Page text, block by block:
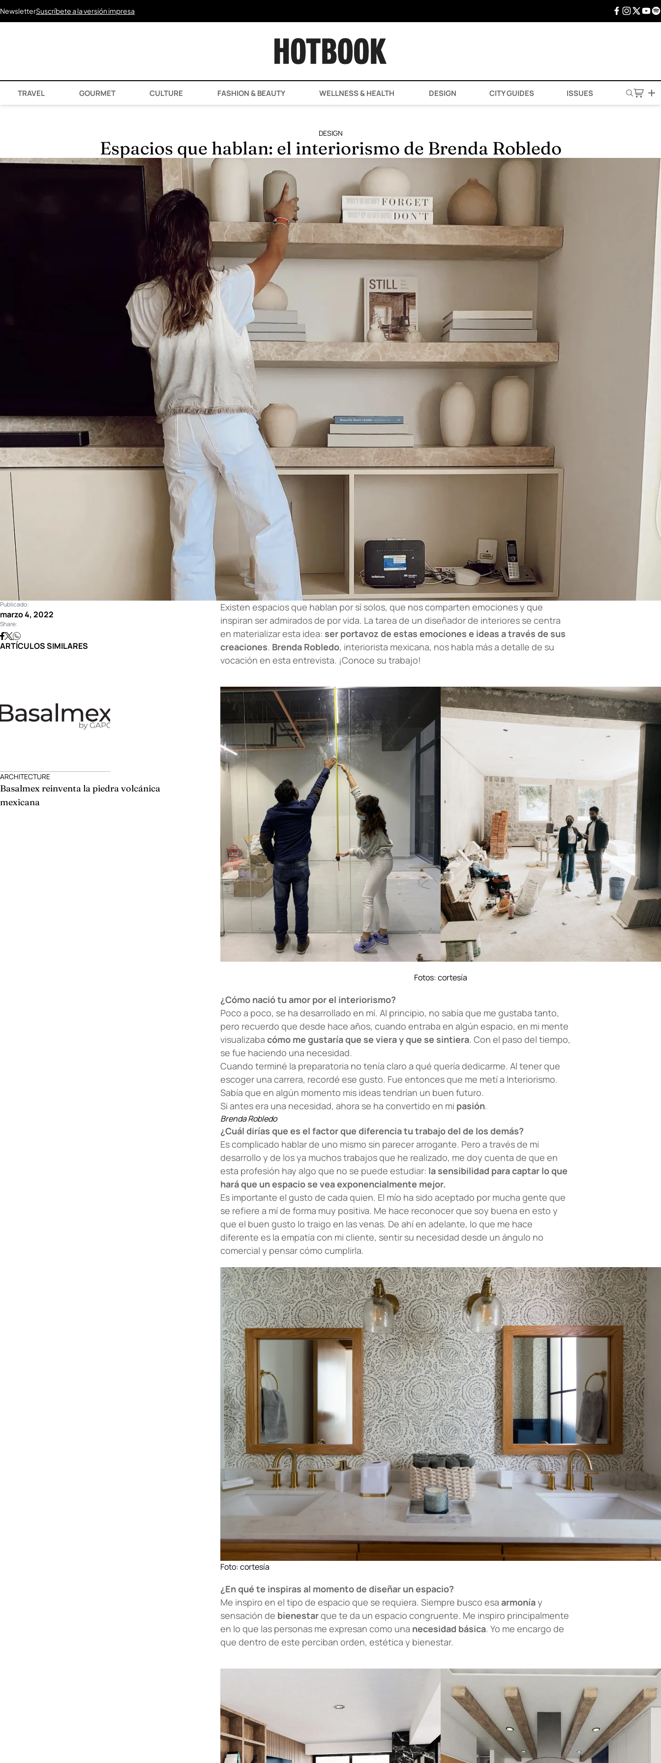
NewsletterSuscríbete a la versión impresa
TRAVEL GOURMET CULTURE FASHION & BEAUTY WELLNESS & HEALTH DESIGN CITY GUIDES ISSUES
DESIGN
Espacios que hablan: el interiorismo de Brenda Robledo
Existen espacios que hablan por sí solos, que nos comparten emociones y que
inspiran ser admirados de por vida. La tarea de un diseñador de interiores se centra
en materializar esta idea: ser portavoz de estas emociones e ideas a través de sus
creaciones. Brenda Robledo, interiorista mexicana, nos habla más a detalle de su
vocación en esta entrevista. ¡Conoce su trabajo!
Fotos: cortesía
¿Cómo nació tu amor por el interiorismo?
Poco a poco, se ha desarrollado en mí. Al principio, no sabía que me gustaba tanto,
pero recuerdo que desde hace años, cuando entraba en algún espacio, en mi mente
visualizaba cómo me gustaría que se viera y que se sintiera. Con el paso del tiempo,
se fue haciendo una necesidad.
Cuando terminé la preparatoria no tenía claro a qué quería dedicarme. Al tener que
escoger una carrera, recordé ese gusto. Fue entonces que me metí a Interiorismo.
Sabía que en algún momento mis ideas tendrían un buen futuro.
Si antes era una necesidad, ahora se ha convertido en mi pasión.
Brenda Robledo
¿Cuál dirías que es el factor que diferencia tu trabajo del de los demás?
Es complicado hablar de uno mismo sin parecer arrogante. Pero a través de mi
desarrollo y de los ya muchos trabajos que he realizado, me doy cuenta de que en
esta profesión hay algo que no se puede estudiar: la sensibilidad para captar lo que
hará que un espacio se vea exponencialmente mejor.
Es importante el gusto de cada quien. El mío ha sido aceptado por mucha gente que
se refiere a mí de forma muy positiva. Me hace reconocer que soy buena en esto y
que el buen gusto lo traigo en las venas. De ahí en adelante, lo que me hace
diferente es la empatía con mi cliente, sentir su necesidad desde un ángulo no
comercial y pensar cómo cumplirla.
Foto: cortesía
¿En qué te inspiras al momento de diseñar un espacio?
Me inspiro en el tipo de espacio que se requiera. Siempre busco esa armoníay
sensación de bienestarque te da un espacio congruente. Me inspiro principalmente
en lo que las personas me expresan como una necesidad básica. Yo me encargo de
que dentro de este perciban orden, estética y bienestar.
Publicado:
marzo 4, 2022
Share:
ARTÍCULOS SIMILARES
ARCHITECTURE
Basalmex reinventa la piedra volcánica
mexicana